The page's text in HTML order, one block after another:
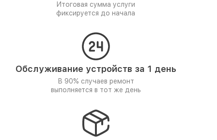
Итоговая сумма услуги
фиксируется до начала
Обслуживание устройств за 1 день
В 90% случаев ремонт
выполняется в тот же день